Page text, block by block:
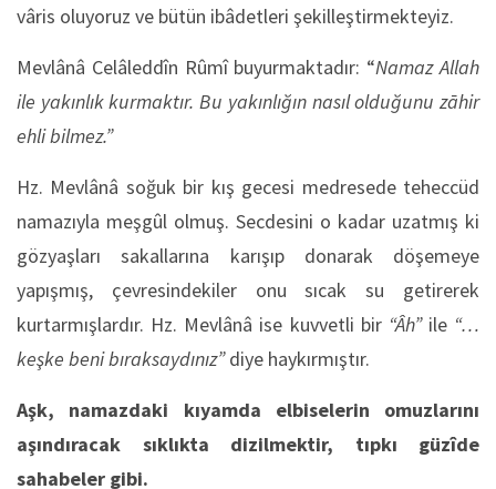
vâris oluyoruz ve bütün ibâdetleri şekilleştirmekteyiz.
Mevlânâ Celâleddîn Rûmî buyurmaktadır: “Namaz Allah
ile yakınlık kurmaktır. Bu yakınlığın nasıl olduğunu zāhir
ehli bilmez.”
Hz. Mevlânâ soğuk bir kış gecesi medresede teheccüd
namazıyla meşgûl olmuş. Secdesini o kadar uzatmış ki
gözyaşları sakallarına karışıp donarak döşemeye
yapışmış, çevresindekiler onu sıcak su getirerek
kurtarmışlardır. Hz. Mevlânâ ise kuvvetli bir “Âh”ile “…
keşke beni bıraksaydınız”diye haykırmıştır.
Aşk, namazdaki kıyamda elbiselerin omuzlarını
aşındıracak sıklıkta dizilmektir, tıpkı güzîde
sahabeler gibi.